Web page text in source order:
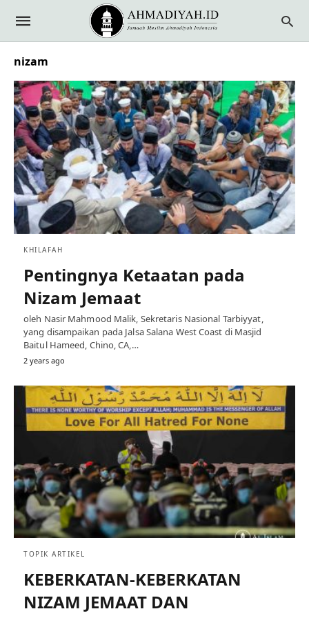
nizam
KHILAFAH
Pentingnya Ketaatan pada
Nizam Jemaat
oleh Nasir Mahmood Malik, Sekretaris Nasional Tarbiyyat,
yang disampaikan pada Jalsa Salana West Coast di Masjid
Baitul Hameed, Chino, CA,…
2 years ago
TOPIK ARTIKEL
KEBERKATAN-KEBERKATAN
NIZAM JEMAAT DAN